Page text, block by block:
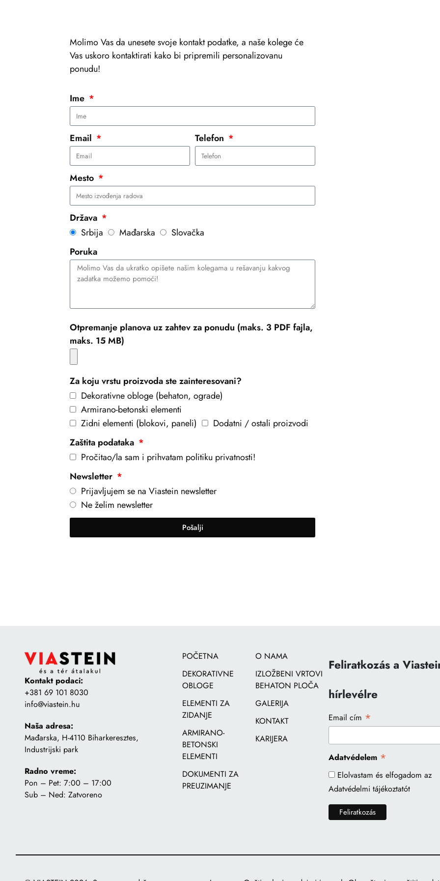
Molimo Vas da unesete svoje kontakt podatke, a naše kolege će
Vas uskoro kontaktirati kako bi pripremili personalizovanu
ponudu!
Ime
Email Telefon
Mesto
Država
Srbija
Mađarska
Slovačka
Poruka
Otpremanje planova uz zahtev za ponudu (maks. 3 PDF fajla,
maks. 15 MB)
Za koju vrstu proizvoda ste zainteresovani?
Dekorativne obloge (behaton, ograde)
Armirano-betonski elementi
Zidni elementi (blokovi, paneli)
Dodatni / ostali proizvodi
Zaštita podataka
Pročitao/la sam i prihvatam politiku privatnosti!
Newsletter
Prijavljujem se na Viastein newsletter
Ne želim newsletter
Pošalji
Kontakt podaci:
+381 69 101 8030
info@viastein.hu
Naša adresa:
Mađarska, H-4110 Biharkeresztes,
Industrijski park
Radno vreme:
Pon – Pet: 7:00 – 17:00
Sub – Ned: Zatvoreno
POČETNA
DEKORATIVNE
OBLOGE
ELEMENTI ZA
ZIDANJE
ARMIRANO-
BETONSKI
ELEMENTI
DOKUMENTI ZA
PREUZIMANJE
O NAMA
IZLOŽBENI VRTOVI
BEHATON PLOČA
GALERIJA
KONTAKT
KARIJERA
Feliratkozás a
hírlevélre
Email cím *
Adatvédelem *
Elolvastam és elfogadom az
Adatvédelmi tájékoztatót